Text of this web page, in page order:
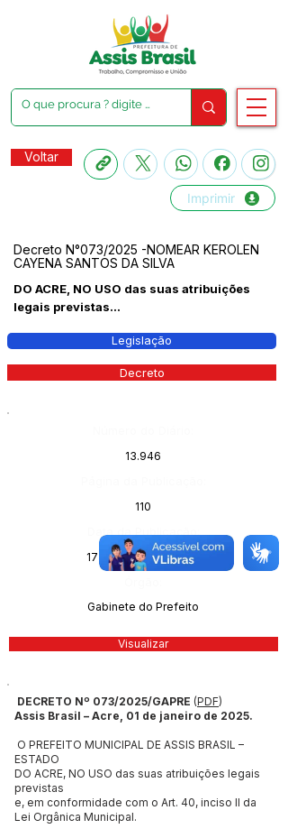
Voltar
Imprimir
Decreto N°073/2025 -NOMEAR KEROLEN
CAYENA SANTOS DA SILVA
DO ACRE, NO USO das suas atribuições
legais previstas...
Legislação
Decreto
13.946
110
17 de janeiro de 2025
Gabinete do Prefeito
Visualizar
DECRETO Nº 073/2025/GAPRE (PDF)
Assis Brasil – Acre, 01 de janeiro de 2025.
O PREFEITO MUNICIPAL DE ASSIS BRASIL –
ESTADO
DO ACRE, NO USO das suas atribuições legais
previstas
e, em conformidade com o Art. 40, inciso II da
Lei Orgânica Municipal.